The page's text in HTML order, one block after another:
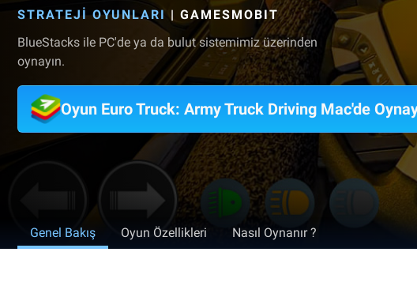
STRATEJI OYUNLARI | GAMESMOBIT
BlueStacks ile PC'de ya da bulut sistemimiz üzerinden
oynayın.
Oyun Euro Truck: Army Truck Driving Mac'de
Genel Bakış Oyun Özellikleri Nasıl Oynanır ?